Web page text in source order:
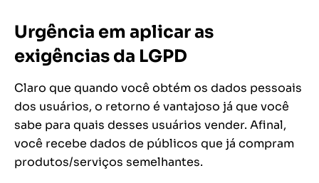
Urgência em aplicar as
exigências da LGPD
Claro que quando você obtém os dados pessoais
dos usuários, o retorno é vantajoso já que você
sabe para quais desses usuários vender. Afinal,
você recebe dados de públicos que já compram
produtos/serviços semelhantes.